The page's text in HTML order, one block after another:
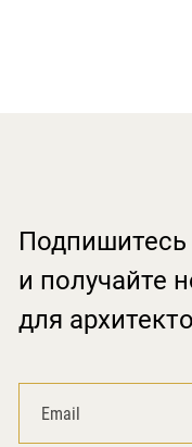
и получайте
для